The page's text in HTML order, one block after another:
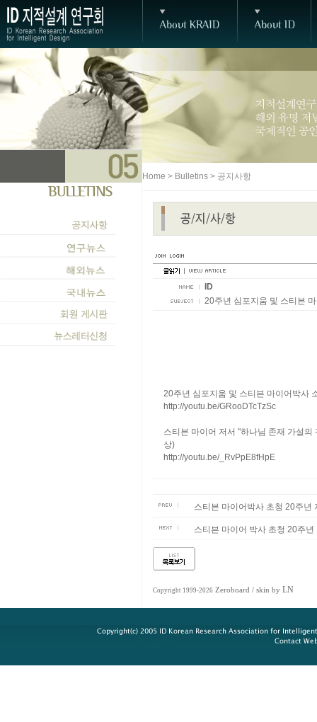
Home > Bulletins > 공지사항
ID
20주년 심포지움 및 스티븐
20주년 심포지움 및 스티븐 마이어박사
http://youtu.be/GRooDTcTzSc
스티븐 마이어 저서 "하나님 존재 가설
상)
http://youtu.be/_RvPpE8fHpE
스티븐 마이어박사 초청 20주년
스티븐 마이어 박사 초청 20주
Copyright 1999-2026 Zeroboard / skin by LN